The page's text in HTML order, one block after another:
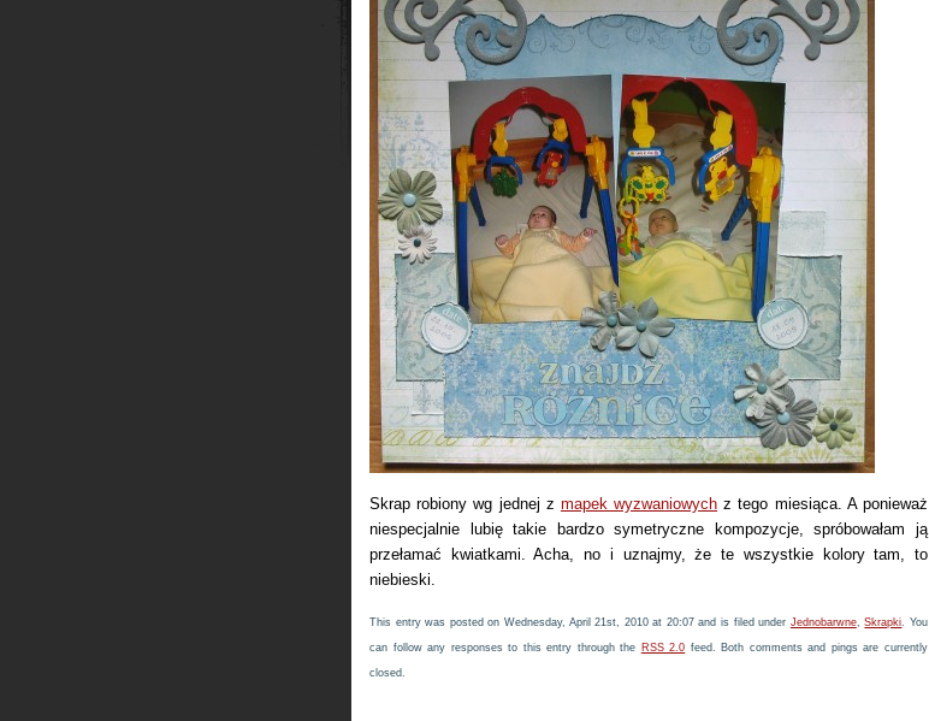
Skrap robiony wg jednej z mapek wyzwaniowych z tego miesiąca. A ponieważ
niespecjalnie lubię takie bardzo symetryczne kompozycje, spróbowałam ją
przełamać kwiatkami. Acha, no i uznajmy, że te wszystkie kolory tam, to
niebieski.
This entry was posted on Wednesday, April 21st, 2010 at 20:07 and is filed under Jednobarwne,Skrapki. You
can follow any responses to this entry through the RSS 2.0 feed. Both comments and pings are currently
closed.